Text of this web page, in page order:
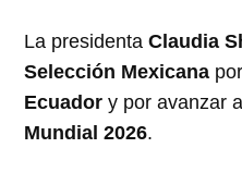
La presidentaClaudia
Selección Mexicana
Ecuador y por avanzar
Mundial 2026.